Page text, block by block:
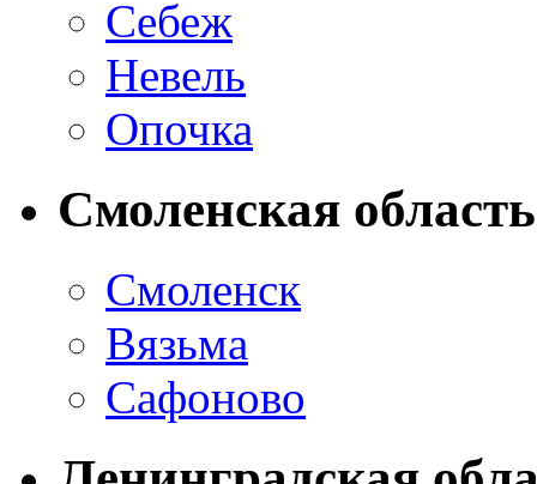
Себеж
Невель
Опочка
Смоленская область
Смоленск
Вязьма
Сафоново